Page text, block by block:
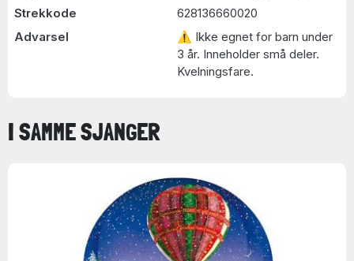
Strekkode
628136660020
Advarsel
⚠ Ikke egnet for barn under
3 år. Inneholder små deler.
Kvelningsfare.
I SAMME SJANGER